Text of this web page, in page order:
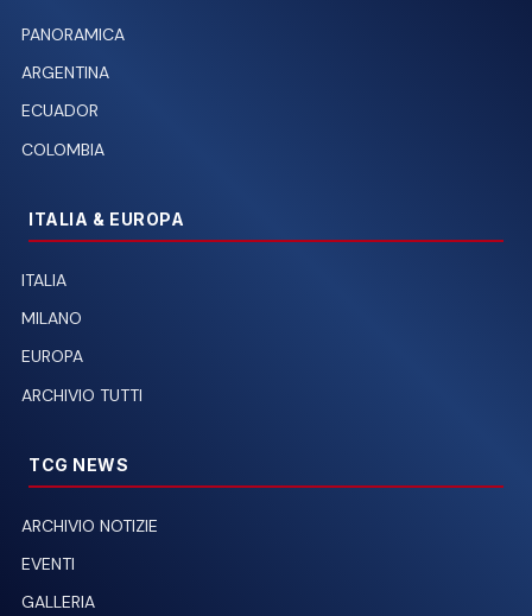
PANORAMICA
ARGENTINA
ECUADOR
COLOMBIA
ITALIA & EUROPA
ITALIA
MILANO
EUROPA
ARCHIVIO TUTTI
TCG NEWS
ARCHIVIO NOTIZIE
EVENTI
GALLERIA